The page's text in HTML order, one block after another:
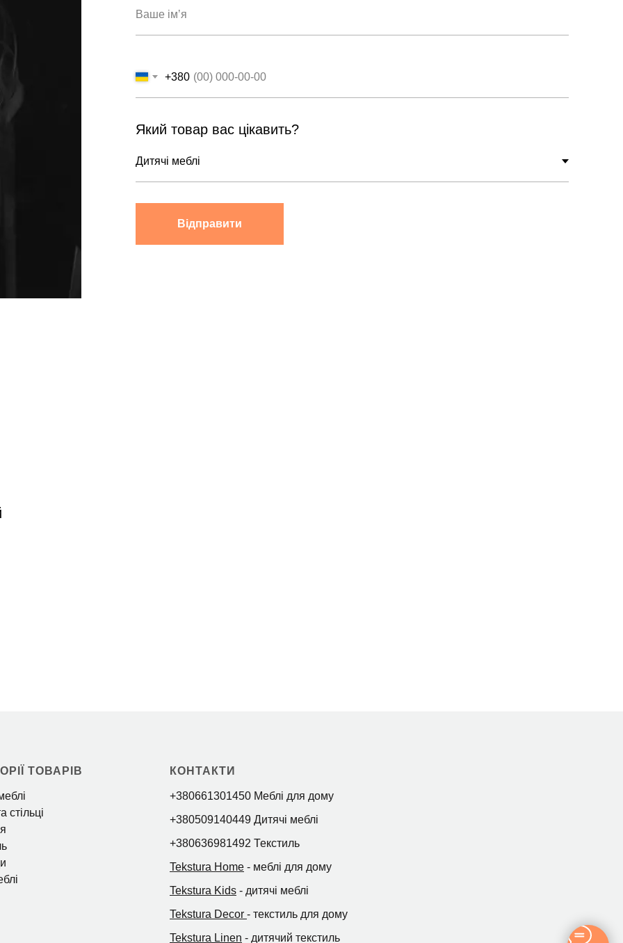
+380
Який товар вас цікавить?
Відправити
ТОВАРІВ
стільці
КОНТАКТИ
+380661301450 Меблі для дому
+380509140449 Дитячі меблі
+380636981492 Текстиль
Tekstura Home - меблі для дому
Tekstura Kids - дитячі меблі
Tekstura Decor - текстиль для дому
Tekstura Linen - дитячий текстиль